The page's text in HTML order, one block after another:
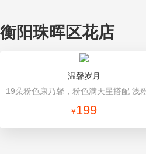
衡阳珠晖区花店
温馨岁月
¥199